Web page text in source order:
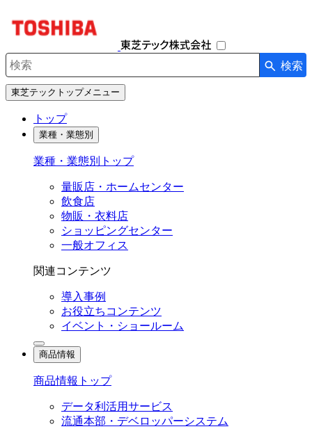
ー
検索キーワード入力 検索
東芝テックトップメニュー
トップ
業種・業態別
業種・業態別トップ
量販店・ホームセンター
飲食店
物販・衣料店
ショッピングセンター
一般オフィス
関連コンテンツ
導入事例
お役立ちコンテンツ
イベント・ショールーム
商品情報
商品情報トップ
データ利活用サービス
流通本部・デベロッパーシステム